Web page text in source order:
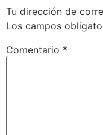
Tu dirección de
Los campos
Comentario *